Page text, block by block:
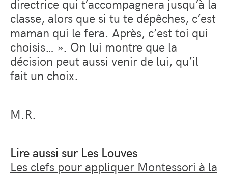
directrice qui t’accompagnera jusqu’à la
classe, alors que si tu te dépêches, c’est
maman qui le fera. Après, c’est toi qui
choisis… ». On lui montre que la
décision peut aussi venir de lui, qu’il
fait un choix.
M.R.
Lire aussi sur Les Louves
Les clefs pour appliquer Montessori à la